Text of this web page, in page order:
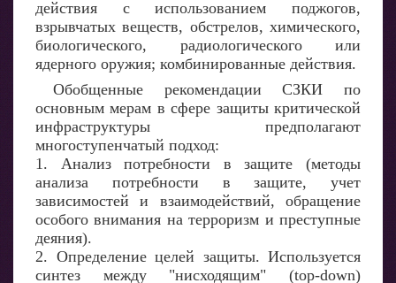
действия с использованием поджогов,
взрывчатых веществ, обстрелов, химического,
биологического, радиологического или
ядерного оружия; комбинированные действия.
Обобщенные рекомендации СЗКИ по
основным мерам в сфере защиты критической
инфраструктуры предполагают
многоступенчатый подход:
1. Анализ потребности в защите (методы
анализа потребности в защите, учет
зависимостей и взаимодействий, обращение
особого внимания на терроризм и преступные
деяния).
2. Определение целей защиты. Используется
синтез между "нисходящим" (top-down)